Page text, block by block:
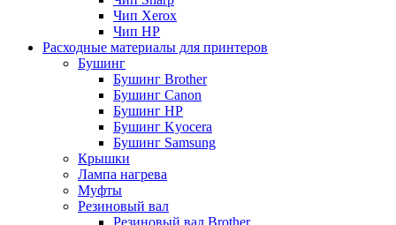
Чип Xerox
Чип НР
Расходные материалы для принтеров
Бушинг
Бушинг Brother
Бушинг Canon
Бушинг HP
Бушинг Kyocera
Бушинг Samsung
Крышки
Лампа нагрева
Муфты
Резиновый вал